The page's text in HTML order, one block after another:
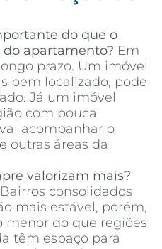
do que o
do apartamento? Em
prazo. Um imóvel
bem localizado, pode
Já um imóvel
com pouca
acompanhar o
outras áreas da
valorizam mais?
consolidados
mais estável, porém,
menor do que regiões
têm espaço para